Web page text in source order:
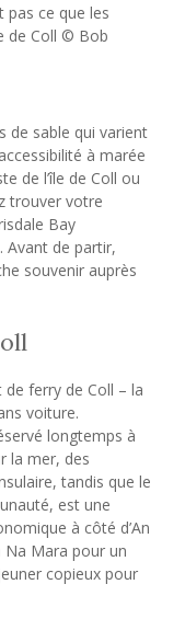
pas ce que les
de Coll © Bob
de sable qui varient
à marée
de l’île de Coll ou
trouver votre
Bay
Avant de partir,
souvenir auprès
ferry de Coll – la
voiture.
longtemps à
la mer, des
tandis que le
est une
à côté d’An
Na Mara pour un
copieux pour